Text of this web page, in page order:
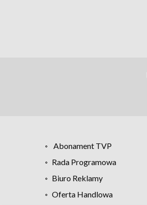
Abonament TVP
Rada Programowa
Biuro Reklamy
Oferta Handlowa